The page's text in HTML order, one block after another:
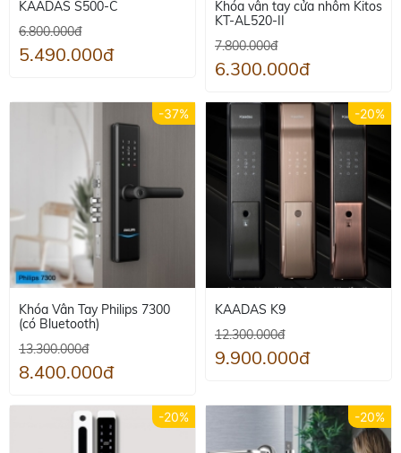
KAADAS S500-C
6.800.000đ
5.490.000đ
Khóa vân tay cửa nhôm Kitos
KT-AL520-II
7.800.000đ
6.300.000đ
Khóa Vân Tay Philips 7300
(có Bluetooth)
13.300.000đ
8.400.000đ
-37%
KAADAS K9
12.300.000đ
9.900.000đ
-20%
-20% -20%